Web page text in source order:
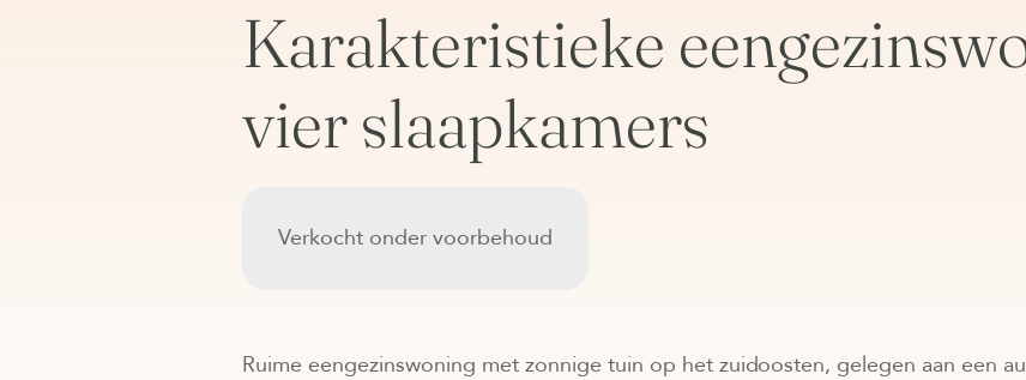
Karakteristieke
vier slaapkamers
Verkocht onder voorbehoud
Ruime eengezinswoning met zonnige tuin op het zuidoosten, gelegen aan een